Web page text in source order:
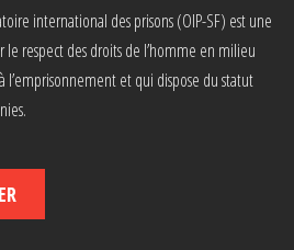
international des prisons (OIP-SF) est une
le respect des droits de l’homme en milieu
l’emprisonnement et qui dispose du statut